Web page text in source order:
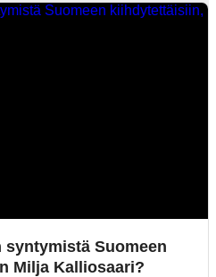
Suomeen
Milja Kalliosaari?